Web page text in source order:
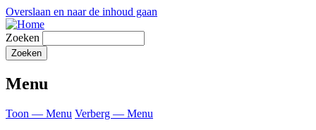
Overslaan en naar de inhoud gaan
Zoeken
Menu
Toon — Menu Verberg — Menu